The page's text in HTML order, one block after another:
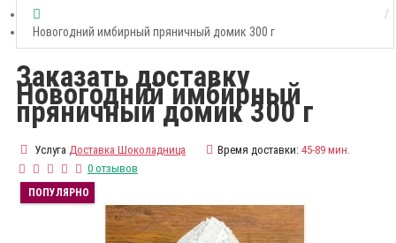
Новогодний имбирный пряничный домик 300 г
Заказать доставку
Новогодний имбирный
пряничный домик 300 г
Услуга Доставка Шоколадница Время доставки: 45-89 мин.
0 отзывов
ПОПУЛЯРНО